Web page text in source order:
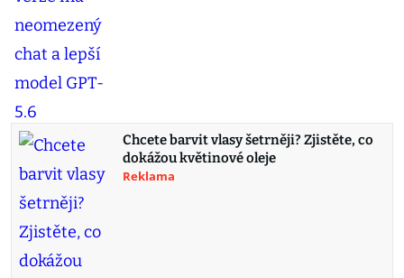
Chcete barvit vlasy šetrněji? Zjistěte, co
dokážou květinové oleje
Reklama